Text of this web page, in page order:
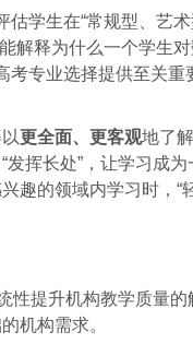
估学生在“常规型、艺
解释为什么一个学生
专业选择提供至关重
更全面、更客观地了
挥长处”，让学习成
趣的领域内学习时，“
性提升机构教学质量
机构需求。